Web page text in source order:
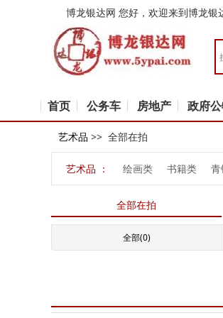
博龙银达网 您好，欢迎来到博龙银
首页 公务车 房地产 政府
艺术品 >> 全部在拍
艺术品 ： 绘画类 书籍类
全部在拍
全部(0)